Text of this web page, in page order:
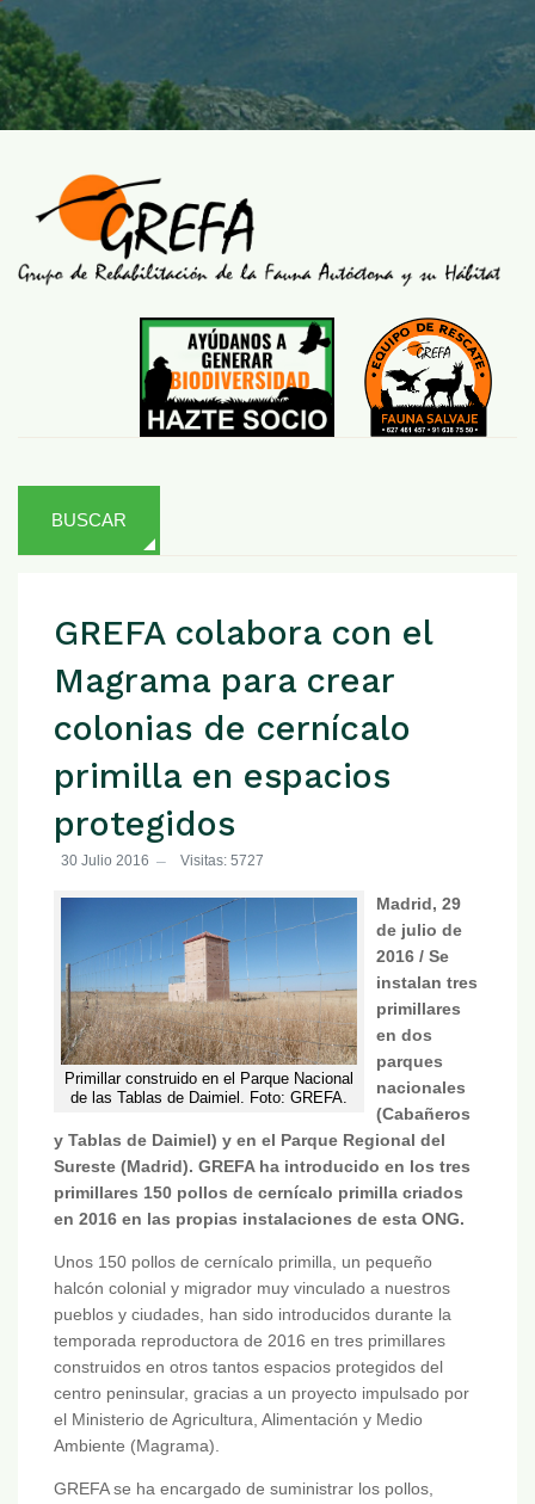
BUSCAR
GREFA colabora con el
Magrama para crear
colonias de cernícalo
primilla en espacios
protegidos
30 Julio 2016 Visitas: 5727
Primillar construido en el Parque Nacional
de las Tablas de Daimiel. Foto: GREFA.
Madrid, 29
de julio de
2016 / Se
instalan tres
primillares
en dos
parques
nacionales
(Cabañeros
y Tablas de Daimiel) y en el Parque Regional del
Sureste (Madrid). GREFA ha introducido en los tres
primillares 150 pollos de cernícalo primilla criados
en 2016 en las propias instalaciones de esta ONG.
Unos 150 pollos de cernícalo primilla, un pequeño
halcón colonial y migrador muy vinculado a nuestros
pueblos y ciudades, han sido introducidos durante la
temporada reproductora de 2016 en tres primillares
construidos en otros tantos espacios protegidos del
centro peninsular, gracias a un proyecto impulsado por
el Ministerio de Agricultura, Alimentación y Medio
Ambiente (Magrama).
GREFA se ha encargado de suministrar los pollos,